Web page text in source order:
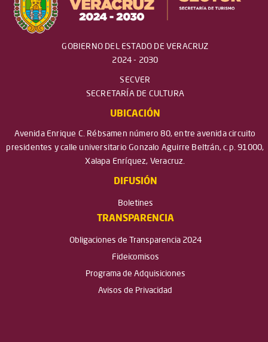
GOBIERNO DEL ESTADO DE VERACRUZ
2024 - 2030
SECVER
SECRETARÍA DE CULTURA
UBICACIÓN
Avenida Enrique C. Rébsamen número 80, entre avenida circuito
presidentes y calle universitario Gonzalo Aguirre Beltrán, c.p. 91000,
Xalapa Enríquez, Veracruz.
DIFUSIÓN
Boletines
TRANSPARENCIA
Obligaciones de Transparencia 2024
Fideicomisos
Programa de Adquisiciones
Avisos de Privacidad